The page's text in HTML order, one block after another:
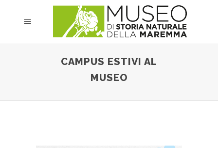
CAMPUS ESTIVI AL
MUSEO